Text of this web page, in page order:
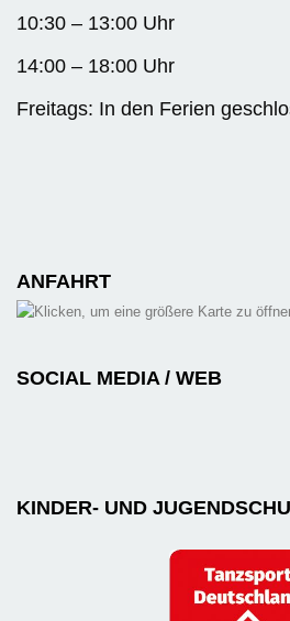
10:30 – 13:00 Uhr
14:00 – 18:00 Uhr
Freitags: In den Ferien
ANFAHRT
SOCIAL MEDIA / WEB
KINDER- UND